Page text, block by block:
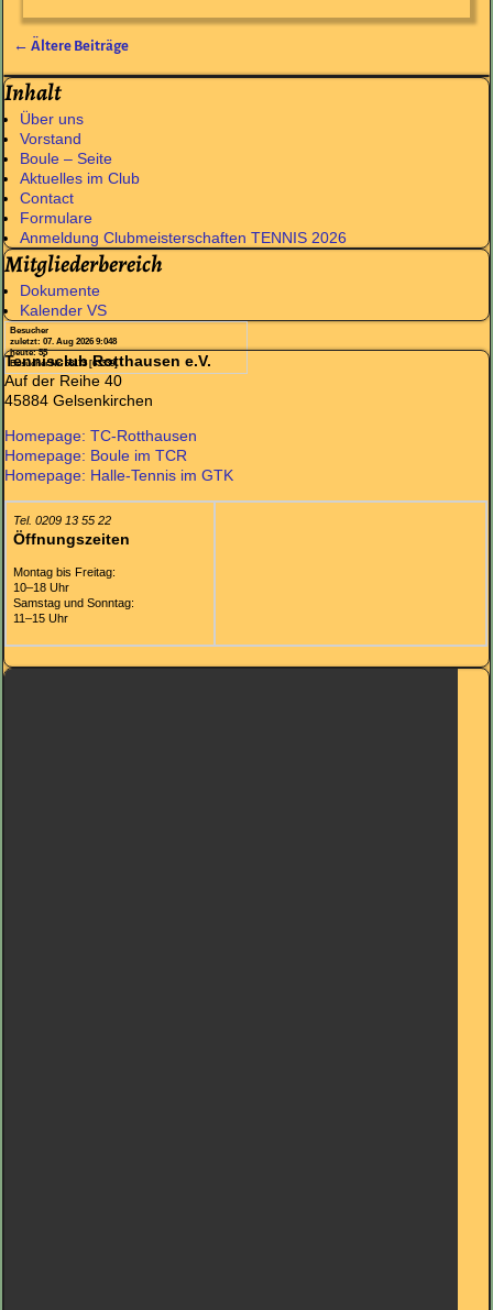
Artikelnavigation
← Ältere Beiträge
Inhalt
Über uns
Vorstand
Boule – Seite
Aktuelles im Club
Contact
Formulare
Anmeldung Clubmeisterschaften TENNIS 2026
Mitgliederbereich
Dokumente
Kalender VS
Besucher
zuletzt: 07. Aug 2026 9:048
heute: 55
Besucher Nr. 63175 [63339]
Tennisclub Rotthausen e.V.
Auf der Reihe 40
45884 Gelsenkirchen
Homepage: TC-Rotthausen
Homepage: Boule im TCR
Homepage: Halle-Tennis im GTK
Tel. 0209 13 55 22
Öffnungszeiten
Montag bis Freitag:
10–18 Uhr
Samstag und Sonntag:
11–15 Uhr